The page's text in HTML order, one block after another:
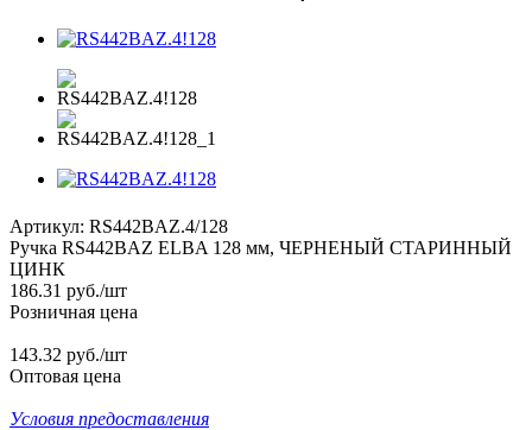
Артикул: RS442BAZ.4/128
Ручка RS442BAZ ELBA 128 мм, ЧЕРНЕНЫЙ СТАРИННЫЙ
ЦИНК
186.31 руб./шт
Розничная цена
143.32 руб./шт
Оптовая цена
Условия предоставления